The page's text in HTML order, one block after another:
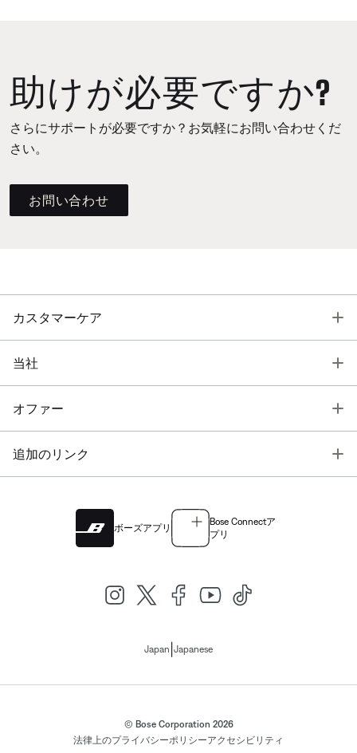
助けが必要ですか?
さらにサポートが必要ですか？お気軽にお問い合わせくだ
さい。
お問い合わせ
カスタマーケア
当社
オファー
追加のリンク
ボーズアプリ
Bose Connectア
プリ
Japan Japanese
© Bose Corporation 2026
法律上のプライバシーポリシーアクセシビリティ